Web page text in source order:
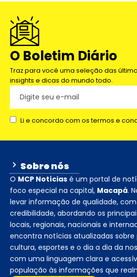
O Boletim Diário
Traz para você uma seleção das
insights e dicas do mundo todo.
Li e concordo com os termos e
Sobre nós
O MCP Notícias é um portal de
foco especial na capital, Macapá.
levar informação de qualidade,
credibilidade, abordando os
locais, regionais, nacionais e
encontra notícias atualizadas
cultura, esportes e o dia a dia da
com uma linguagem clara e
população às informações que